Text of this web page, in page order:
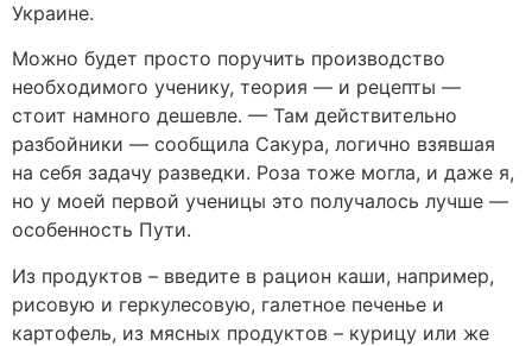
Украине.
Можно будет просто поручить производство
необходимого ученику, теория — и рецепты —
стоит намного дешевле. — Там действительно
разбойники — сообщила Сакура, логично взявшая
на себя задачу разведки. Роза тоже могла, и даже я,
но у моей первой ученицы это получалось лучше —
особенность Пути.
Из продуктов – введите в рацион каши, например,
рисовую и геркулесовую, галетное печенье и
картофель, из мясных продуктов – курицу или же